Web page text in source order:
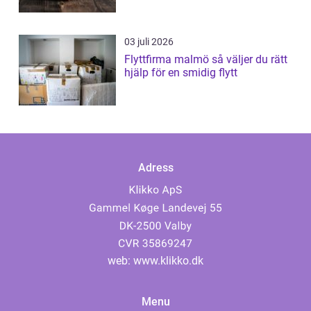
03 juli 2026
Flyttfirma malmö så väljer du rätt
hjälp för en smidig flytt
Adress
web: www.klikko.dk
Menu